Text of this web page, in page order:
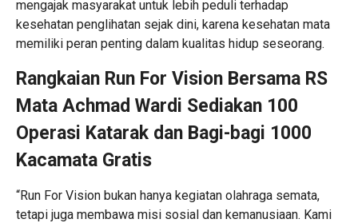
mengajak masyarakat untuk lebih peduli terhadap
kesehatan penglihatan sejak dini, karena kesehatan mata
memiliki peran penting dalam kualitas hidup seseorang.
Rangkaian Run For Vision Bersama RS
Mata Achmad Wardi Sediakan 100
Operasi Katarak dan Bagi-bagi 1000
Kacamata Gratis
“Run For Vision bukan hanya kegiatan olahraga semata,
tetapi juga membawa misi sosial dan kemanusiaan. Kami